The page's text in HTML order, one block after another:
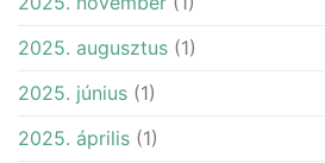
2025. augusztus (1)
2025. június (1)
2025. április (1)